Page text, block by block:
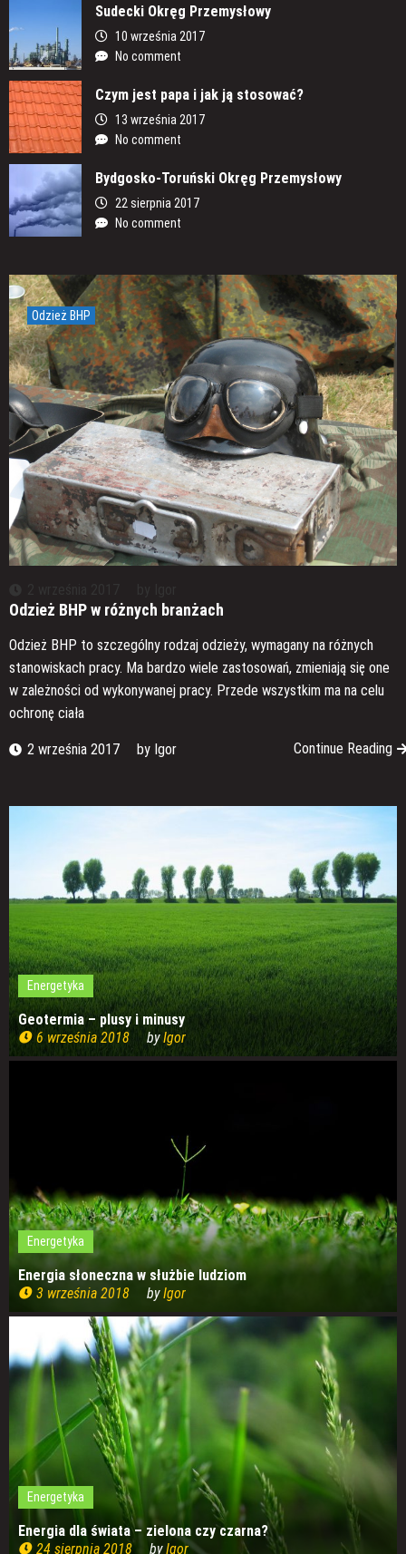
Sudecki Okręg Przemysłowy
10 września 2017
No comment
Czym jest papa i jak ją stosować?
13 września 2017
No comment
Bydgosko-Toruński Okręg Przemysłowy
22 sierpnia 2017
No comment
Odzież BHP
Odzież BHP w różnych branżach
Odzież BHP to szczególny rodzaj odzieży, wymagany na różnych
stanowiskach pracy. Ma bardzo wiele zastosowań, zmieniają się one
w zależności od wykonywanej pracy. Przede wszystkim ma na celu
ochronę ciała
2 września 2017 by Igor Continue Reading
Energetyka
Geotermia – plusy i minusy
6 września 2018
byIgor
Energetyka
Energia słoneczna w służbie ludziom
3 września 2018
byIgor
Energetyka
Energia dla świata – zielona czy czarna?
24 sierpnia 2018
byIgor